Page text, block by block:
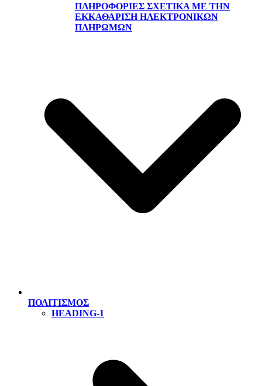
ΠΛΗΡΟΦΟΡΊΕΣ ΣΧΕΤΙΚΆ ΜΕ ΤΗΝ
ΕΚΚΑΘΆΡΙΣΗ ΗΛΕΚΤΡΟΝΙΚΏΝ
ΠΛΗΡΩΜΏΝ
ΠΟΛΙΤΙΣΜΟΣ
HEADING-1